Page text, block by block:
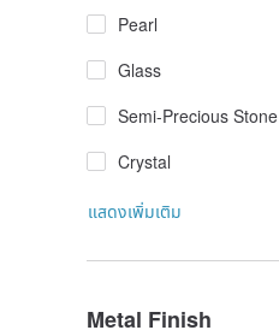
Pearl
Glass
Semi-Precious Stone
Crystal
แสดงเพิ่มเติม
Metal Finish